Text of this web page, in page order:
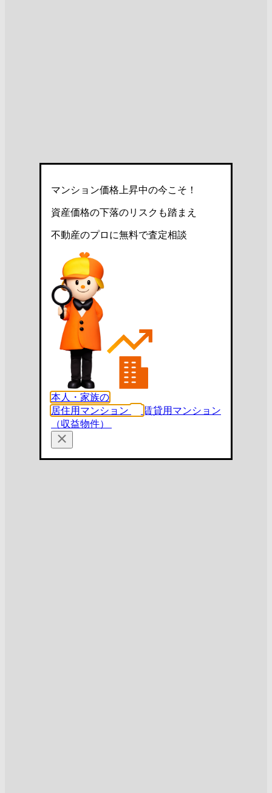
マンション価格上昇中の今こそ！
資産価格の下落のリスクも踏まえ
不動産のプロに無料で査定相談
本人・家族の
居住用マンション
賃貸用マンション
（収益物件）